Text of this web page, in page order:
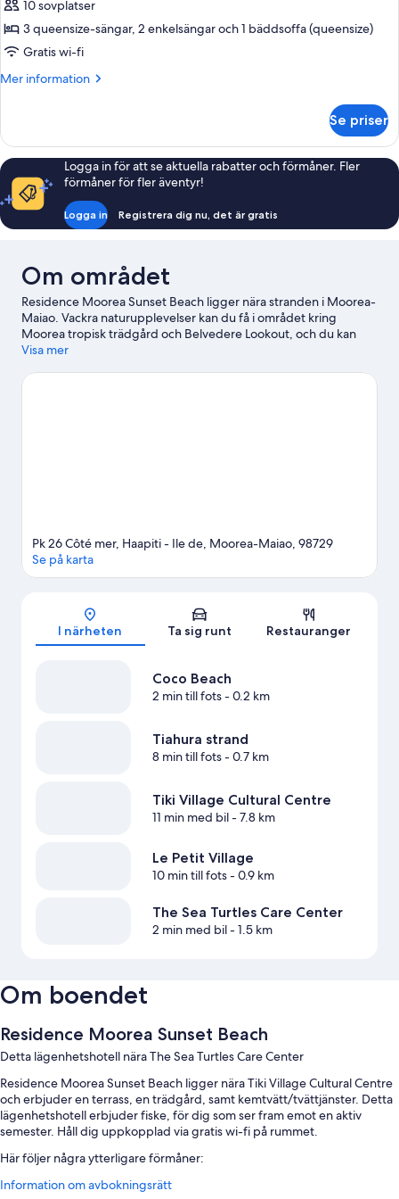
trädgården
(Mezzanine
room
air
Familjebungalow
-
3
sovrum
mot
trädgården
(Mezzanine
room
with
10 sovplatser
3 queensize-sängar, 2 enkelsängar och 1 bäddsoffa (queensize)
Gratis wi-fi
Mer information
Mer
-
3
sovrum
utsikt
mot
room
Se priser
Logga in för att se aktuella rabatter och förmåner. Fler
förmåner för fler äventyr!
Logga in Registrera dig nu, det är gratis
Om området
Residence Moorea Sunset Beach ligger nära stranden i Moorea-
Maiao. Vackra naturupplevelser kan du få i området kring
Moorea tropisk trädgård och Belvedere Lookout, och du kan
även besöka turistattraktioner som The Sea Turtles Care Center
golfbana är två andra rekommenderade platser att besöka. Med
Visa mer
Karta
Pk 26 Côté mer, Haapiti - Ile de, Moorea-Maiao, 98729
Se på karta
I närheten Ta sig runt Restauranger
Coco Beach
2 min till fots- 0.2 km
Tiahura strand
8 min till fots- 0.7 km
Tiki Village Cultural Centre
11 min med bil- 7.8 km
Le Petit Village
10 min till fots- 0.9 km
The Sea Turtles Care Center
2 min med bil- 1.5 km
Om boendet
Residence Moorea Sunset Beach
Detta lägenhetshotell nära The Sea Turtles Care Center
Residence Moorea Sunset Beach ligger nära Tiki Village Cultural Centre
och erbjuder en terrass, en trädgård, samt kemtvätt/tvättjänster. Detta
lägenhetshotell erbjuder fiske, för dig som ser fram emot en aktiv
semester. Håll dig uppkopplad via gratis wi-fi på rummet.
Här följer några ytterligare förmåner:
Gratis vanlig parkering
Information om avbokningsrätt